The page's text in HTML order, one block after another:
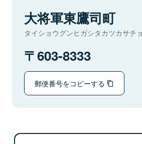
大将軍東鷹司町
タイショウグンヒガシタカツカサチ
603-8333
郵便番号をコピーする